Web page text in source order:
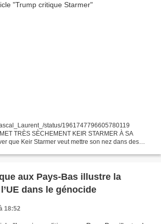
status/1961747796605780119
TRÈS SÈCHEMENT KEIR STARMER À SA
que Keir Starmer veut mettre son nez dans des
aux Pays-Bas illustre la
dans le génocide
18:52